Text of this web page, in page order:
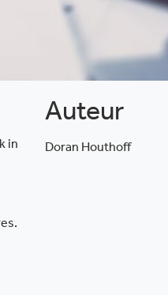
in
Auteur
Doran Houthoff